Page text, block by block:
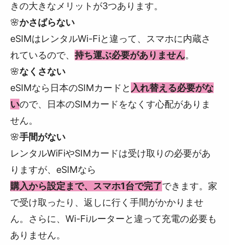
きの大きなメリットが3つあります。
🌸かさばらない
eSIMはレンタルWi-Fiと違って、スマホに内蔵さ
れているので、 持ち運ぶ必要がありません。
🌸なくさない
eSIMなら日本のSIMカードと 入れ替える必要がな
いので、日本のSIMカードをなくす心配がありま
せん。
🌸手間がない
レンタルWiFiやSIMカードは受け取りの必要があ
りますが、eSIMなら
購入から設定まで、スマホ1台で完了できます。家
で受け取ったり、返しに行く手間がかかりませ
ん。さらに、Wi-Fiルーターと違って充電の必要も
ありません。